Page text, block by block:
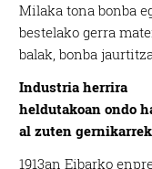
Milaka tona bonba
bestelako gerra
balak, bonba
Industria herrira
heldutakoan ondo
al zuten
1913an Eibarko